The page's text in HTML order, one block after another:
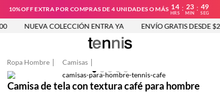
10%OFF EXTRA POR COMPRAS DE 4 UNIDADES O MÁS 14
HRS
: 23
MIN
: 49
SEG
NUEVA COLECCIÓN ENTRA YA ENVÍO GRATIS DESDE
Ropa Hombre Camisas
Camisa de tela con textura café para hombre